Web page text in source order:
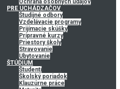
Ochrana osobných údajov
PRE UCHÁDZAČOV
Študijné odbory
Vzdelávacie programy
Prijímacie skúšky
Prípravné kurzy
Priestory školy
Stravovanie
Ubytovanie
ŠTÚDIUM
Študenti
Školský poriadok
Klauzúrne práce